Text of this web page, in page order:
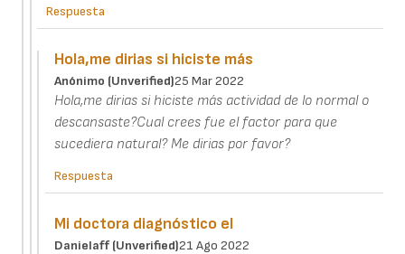
Respuesta
Hola,me dirias si hiciste más
Anónimo (unverified)25 Mar 2022
Hola,me dirias si hiciste más actividad de lo normal o
descansaste?Cual crees fue el factor para que
sucediera natural? Me dirias por favor?
Respuesta
Mi doctora diagnóstico el
Danielaff (unverified)21 Ago 2022